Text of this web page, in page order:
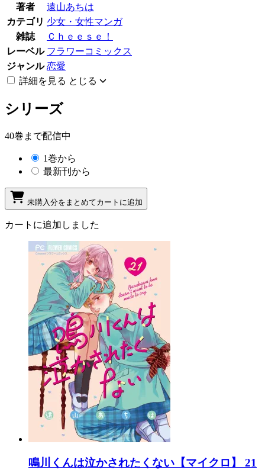
著者
遠山あちは
カテゴリ 少女・女性マンガ
雑誌
Ｃｈｅｅｓｅ！
レーベル フラワーコミックス
ジャンル 恋愛
詳細を見る とじる
シリーズ
40巻まで配信中
1巻から
最新刊から
未購入分をまとめてカートに追加
カートに追加しました
鳴川くんは泣かされたくない【マイクロ】 21